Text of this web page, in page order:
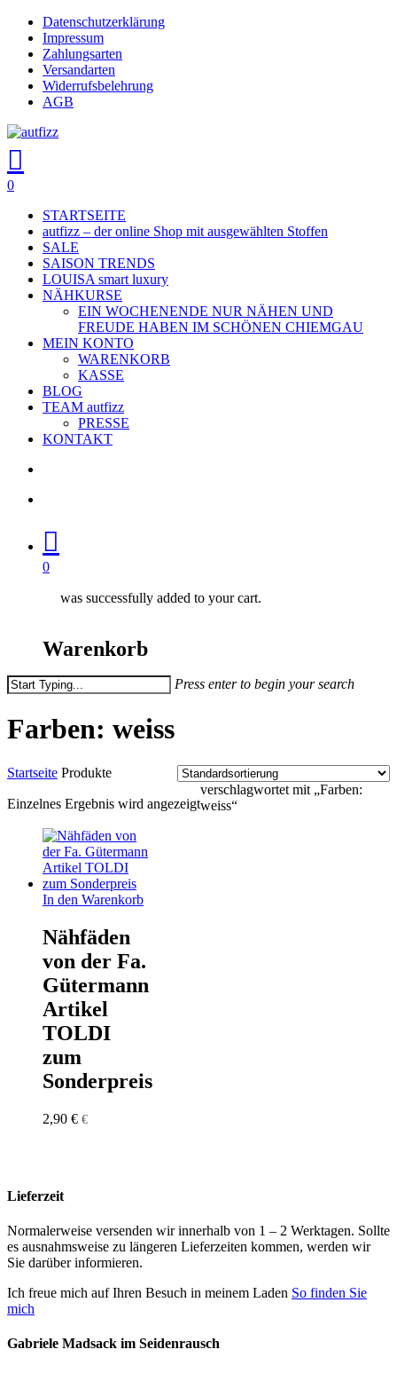
Skip
main
content
Datenschutzerklärung
Impressum
Zahlungsarten
Versandarten
Widerrufsbelehrung
AGB
search
account
0
STARTSEITE
autfizz – der online Shop mit ausgewählten Stoffen
SALE
SAISON TRENDS
LOUISA smart luxury
NÄHKURSE
EIN WOCHENENDE NUR NÄHEN UND
FREUDE HABEN IM SCHÖNEN CHIEMGAU
MEIN KONTO
WARENKORB
KASSE
BLOG
TEAM autfizz
PRESSE
KONTAKT
0
was successfully added to your cart.
Warenkorb
Press enter to begin your search
Search
Farben: weiss
Einzelnes Ergebnis wird angezeigt
Startseite Produkte
verschlagwortet mit „Farben:
weiss“
In den Warenkorb
Nähfäden
von der Fa.
Gütermann
Artikel
TOLDI
zum
Sonderpreis
2,90 € €
Lieferzeit
Normalerweise versenden wir innerhalb von 1 – 2 Werktagen. Sollte
es ausnahmsweise zu längeren Lieferzeiten kommen, werden wir
Sie darüber informieren.
Ich freue mich auf Ihren Besuch in meinem Laden So finden Sie
mich
Gabriele Madsack im Seidenrausch